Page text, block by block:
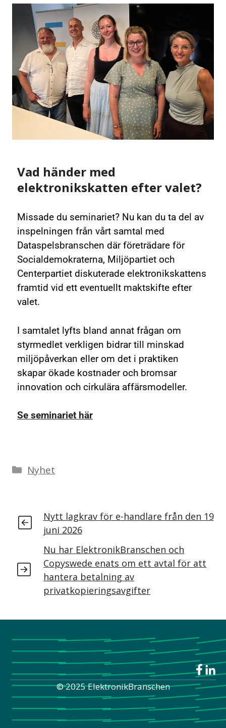
Vad händer med
elektronikskatten efter valet?
Missade du seminariet? Nu kan du ta del av
inspelningen från vårt samtal med
Dataspelsbranschen där företrädare för
Socialdemokraterna, Miljöpartiet och
Centerpartiet diskuterade elektronikskattens
framtid vid ett eventuellt maktskifte efter
valet.
I samtalet lyfts bland annat frågan om
styrmedlet verkligen bidrar till minskad
miljöpåverkan eller om det i praktiken
skapar ökade kostnader och bromsar
innovation och cirkulära affärsmodeller.
Se seminariet här
Nyhet
Nytt lagkrav för e-handlare från den 19
juni 2026
Nu har ElektronikBranschen och
Copyswede enats om ett avtal för att
hantera betalning av
privatkopieringsavgifter
© 2025 ElektronikBranschen